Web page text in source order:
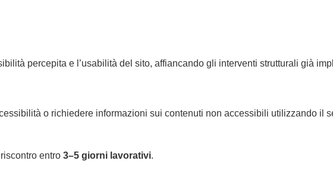
percepita e l’usabilità del sito, affiancando gli interventi strutturali già
o richiedere informazioni sui contenuti non accessibili utilizzando il
entro 3–5 giorni lavorativi.